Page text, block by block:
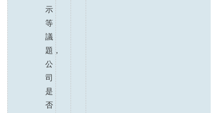
示
等
議
題，
公
司
是
否